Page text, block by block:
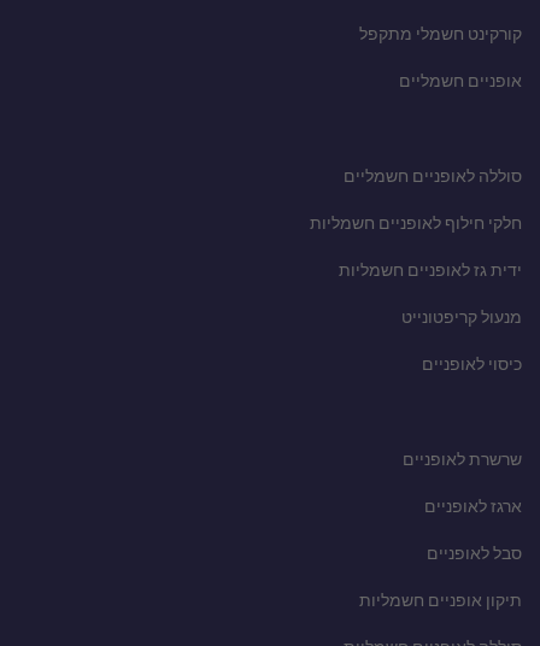
קורקינט חשמלי מתקפל
אופניים חשמליים
סוללה לאופניים חשמליים
חלקי חילוף לאופניים חשמליות
ידית גז לאופניים חשמליות
מנעול קריפטונייט
כיסוי לאופניים
שרשרת לאופניים
ארגז לאופניים
סבל לאופניים
תיקון אופניים חשמליות